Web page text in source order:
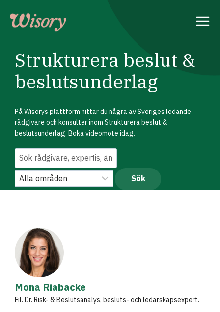
content
Strukturera beslut &
beslutsunderlag
På Wisorys plattform hittar du några av Sveriges ledande
rådgivare och konsulter inom Strukturera beslut &
beslutsunderlag. Boka videomöte idag.
Mona Riabacke
Fil. Dr. Risk- & Beslutsanalys, besluts- och ledarskapsexpert.